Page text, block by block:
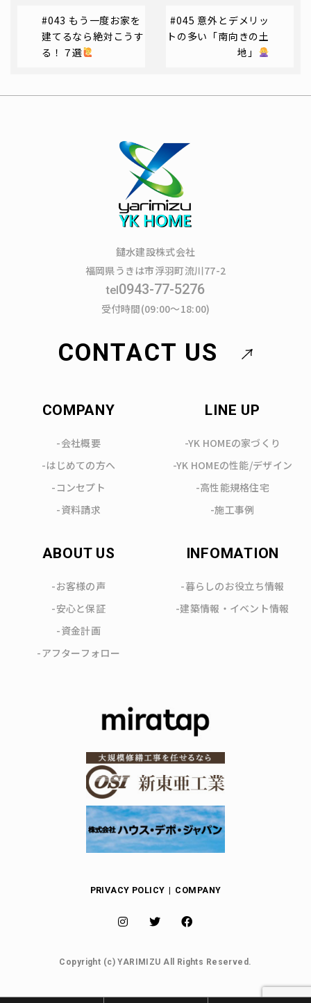
#043 もう一度お家を
建てるなら絶対こうす
る！７選
#045 意外とデメリッ
トの多い「南向きの土
地」
鑓水建設株式会社
福岡県うきは市浮羽町流川77-2
tel0943-77-5276
受付時間(09:00～18:00)
CONTACT US
COMPANY
-会社概要
-はじめての方へ
-コンセプト
-資料請求
LINE UP
-YK HOMEの家づくり
-YK HOMEの性能/デザイン
-高性能規格住宅
-施工事例
ABOUT US
-お客様の声
-安心と保証
-資金計画
-アフターフォロー
INFOMATION
-暮らしのお役立ち情報
-建築情報・イベント情報
PRIVACY POLICY COMPANY
Copyright (c) YARIMIZU All Rights Reserved.